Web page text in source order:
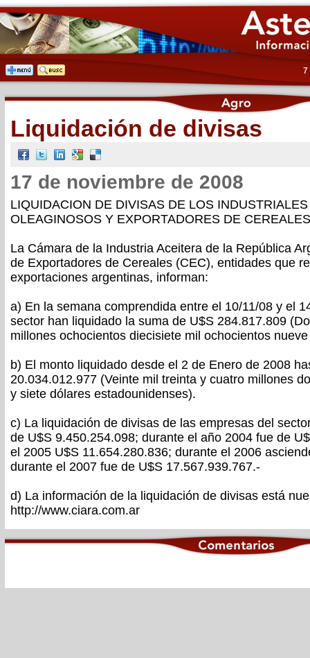
7
Liquidación de divisas
17 de noviembre de 2008
LIQUIDACION DE DIVISAS DE LOS
OLEAGINOSOS Y EXPORTADORES DE CEREALES
La Cámara de la Industria Aceitera de la República
de Exportadores de Cereales (CEC), entidades que
exportaciones argentinas, informan:
a) En la semana comprendida entre el 10/11/08 y el
sector han liquidado la suma de U$S 284.817.809
millones ochocientos diecisiete mil ochocientos
b) El monto liquidado desde el 2 de Enero de 2008
20.034.012.977 (Veinte mil treinta y cuatro millones
y siete dólares estadounidenses).
c) La liquidación de divisas de las empresas del
de U$S 9.450.254.098; durante el año 2004 fue de
el 2005 U$S 11.654.280.836; durante el 2006
durante el 2007 fue de U$S 17.567.939.767.-
d) La información de la liquidación de divisas está
http://www.ciara.com.ar